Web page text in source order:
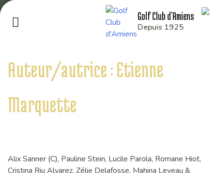
Skip
to
content
Golf Club d'Amiens
Depuis 1925
Auteur/autrice :Etienne
Marquette
Alix Sanner (C), Pauline Stein, Lucile Parola, Romane Hiot,
Cristina Riu Alvarez, Zélie Delafosse, Mahina Leveau &
Nos parcours
Nos équipes
École de Golf
Nos tarifs
Réservez une partie